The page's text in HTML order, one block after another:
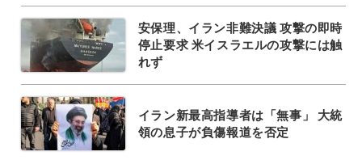
安保理、イラン非難決議 攻撃の即時
停止要求 米イスラエルの攻撃には触
れず
イラン新最高指導者は「無事」 大統
領の息子が負傷報道を否定